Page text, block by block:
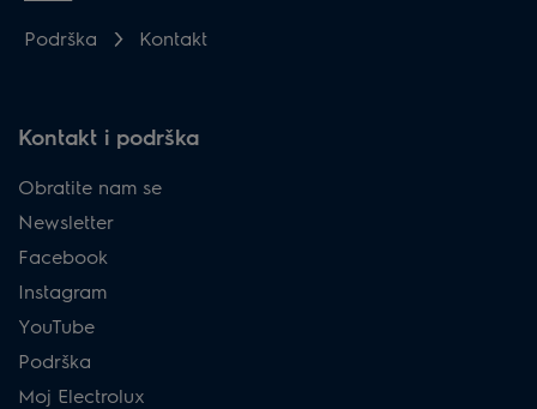
Podrška Kontakt
Kontakt i podrška
Obratite nam se
Newsletter
Facebook
Instagram
YouTube
Podrška
Moj Electrolux